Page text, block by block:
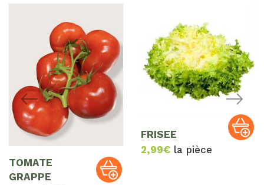
TOMATE
GRAPPE
FRISEE
2,99€ la pièce